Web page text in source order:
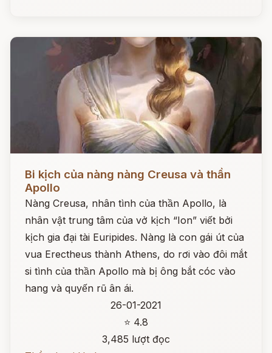
Bi kịch của nàng nàng Creusa và thần
Apollo
Nàng Creusa, nhân tình của thần Apollo, là
nhân vật trung tâm của vở kịch “Ion” viết bởi
kịch gia đại tài Euripides. Nàng là con gái út của
vua Erectheus thành Athens, do rơi vào đôi mắt
si tình của thần Apollo mà bị ông bắt cóc vào
hang và quyến rũ ân ái.
26-01-2021
⭐ 4.8
3,485 lượt đọc